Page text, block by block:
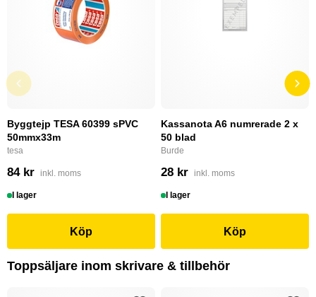
Byggtejp TESA 60399 sPVC
50mmx33m
tesa
84 kr inkl. moms
I lager
Köp
Kassanota A6 numrerade 2 x
50 blad
Burde
28 kr inkl. moms
I lager
Köp
Toppsäljare inom skrivare & tillbehör